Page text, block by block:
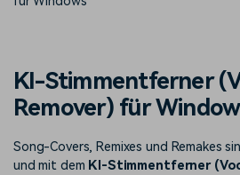
Trends
Kickstart Bootcamp
Lernen, ausdrücken und
Videobearbeitungs-
Fähigkeiten mit Filmora
Unsere Mission, Geschichte
und Kunden
Suchen
KI-Stimmentferner
Remover) für
Song-Covers, Remixes und Remakes
und mit dem KI-Stimmentferner